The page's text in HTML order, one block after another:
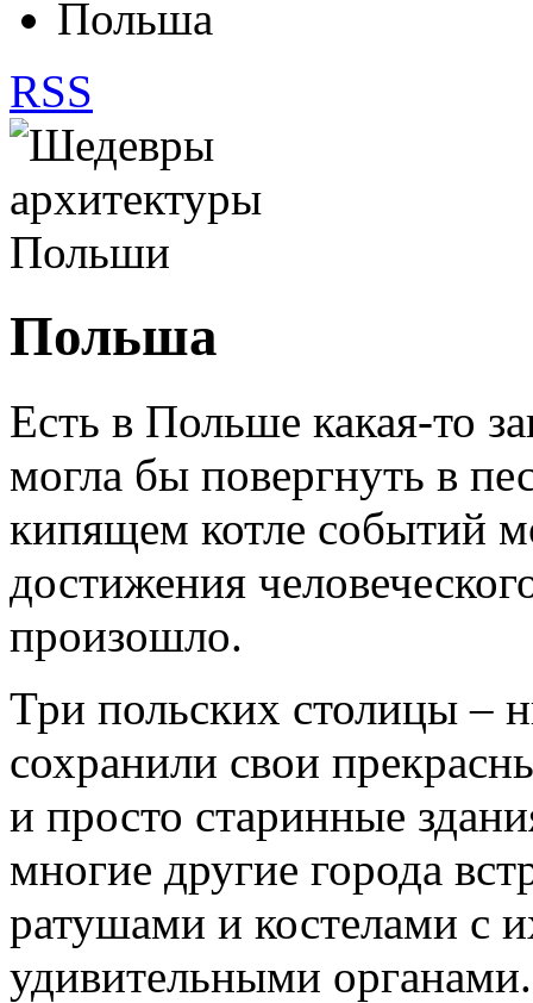
Польша
RSS
Польша
Есть в Польше какая-то
могла бы повергнуть в
кипящем котле событий
достижения
произошло.
Три польских столицы –
сохранили свои
и просто старинные
многие другие города
ратушами и костелами с
удивительными органами.